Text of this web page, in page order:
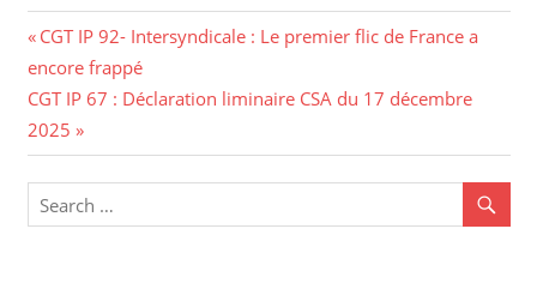
CGT IP 92- Intersyndicale : Le premier flic de France a
encore frappé
CGT IP 67 : Déclaration liminaire CSA du 17 décembre
2025